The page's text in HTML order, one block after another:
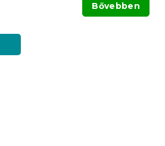
Bővebben